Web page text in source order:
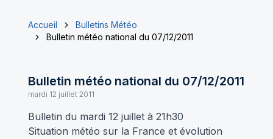
Accueil
Bulletins Météo
Bulletin météo national du 07/12/2011
Bulletin météo national du 07/12/2011
mardi 12 juillet 2011
Bulletin du mardi 12 juillet à 21h30
Situation météo sur la France et évolution